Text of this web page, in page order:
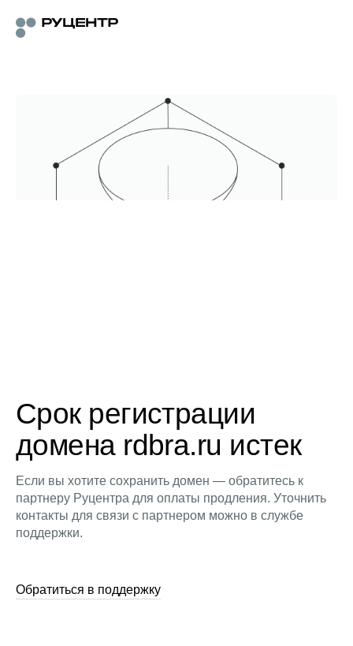
Срок регистрации
домена rdbra.ru истек
Если вы хотите сохранить домен — обратитесь к
партнеру Руцентра для оплаты продления. Уточнить
контакты для связи с партнером можно в службе
поддержки.
Обратиться в поддержку